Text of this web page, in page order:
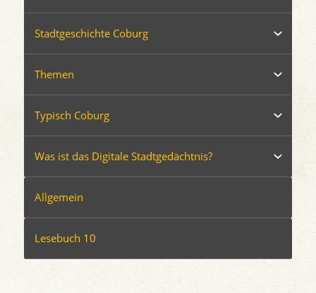
Stadtgeschichte Coburg
Themen
Typisch Coburg
Was ist das Digitale Stadtgedächtnis?
Allgemein
Lesebuch 10